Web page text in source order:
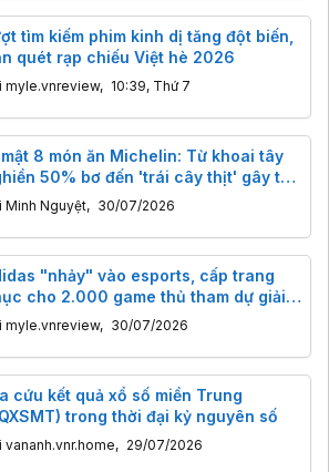
tìm kiếm phim kinh dị tăng đột biến,
quét rạp chiếu Việt hè 2026
myle.vnreview, 10:39, Thứ 7
mật 8 món ăn Michelin: Từ khoai tây
50% bơ đến 'trái cây thịt' gây tò
Minh Nguyệt, 30/07/2026
"nhảy" vào esports, cấp trang
cho 2.000 game thủ tham dự giải
Nations Cup
myle.vnreview, 30/07/2026
cứu kết quả xổ số miền Trung
trong thời đại kỷ nguyên số
vananh.vnr.home, 29/07/2026